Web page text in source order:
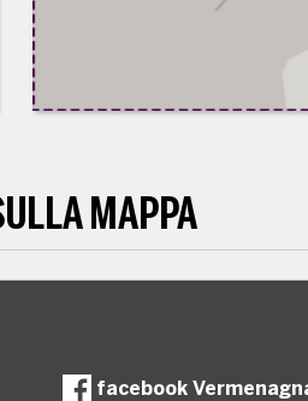
MAPPA
facebook